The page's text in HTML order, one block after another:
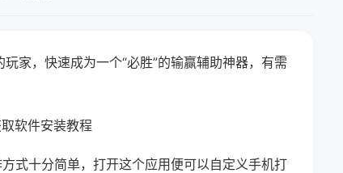
家，快速成为一个“必胜”的输赢辅助神器，有需
软件安装教程
式十分简单，打开这个应用便可以自定义手机打